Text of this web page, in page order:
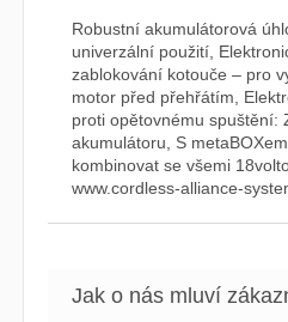
Robustní akumulátorová
univerzální použití,
zablokování kotouče – pro
motor před přehřátím,
proti opětovnému spuštění:
akumulátoru, S
kombinovat se všemi
www.cordless-alliance-